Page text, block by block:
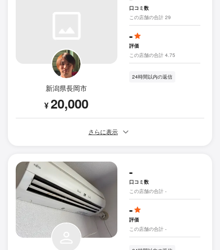
新潟県長岡市
¥20,000
口コミ数
この店舗の合計 29
-
評価
この店舗の合計 4.75
24時間以内の返信
さらに表示
-
口コミ数
この店舗の合計 -
-
評価
この店舗の合計 -